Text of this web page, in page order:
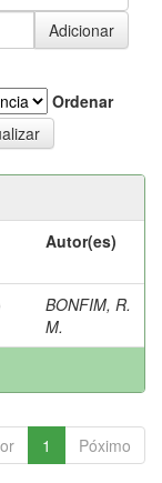
Ordenar
Autor(es)
BONFIM, R.
M.
1 Póximo